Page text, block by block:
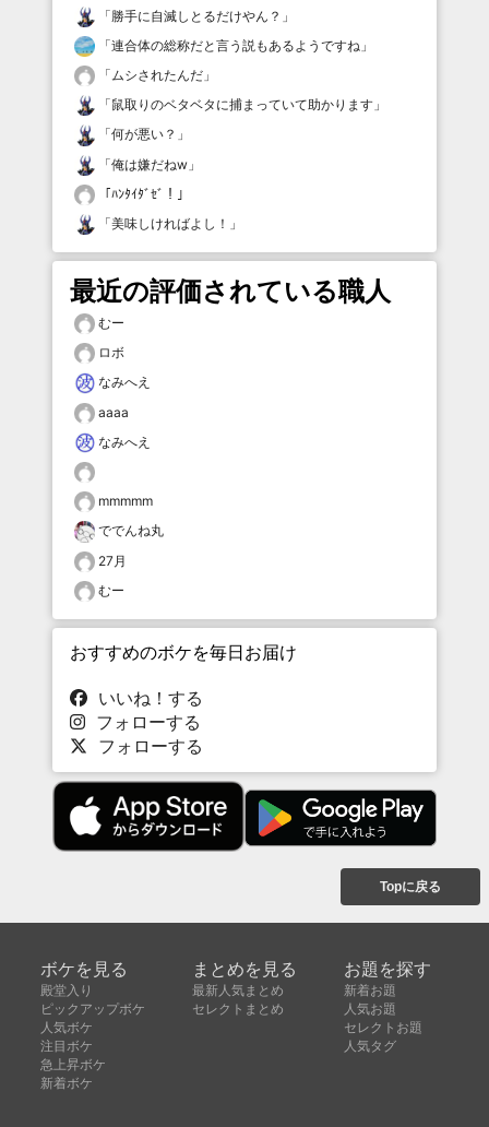
「勝手に自滅しとるだけやん？ 」
「連合体の総称だと言う説もあるようですね 」
「 ムシされたんだ 」
「鼠取りのベタベタに捕まっていて助かります 」
「何が悪い？ 」
「俺は嫌だねw 」
「ﾊﾝﾀｲﾀﾞｾﾞ！ 」
「美味しければよし！ 」
最近の評価されている職人
むー
ロボ
なみへえ
aaaa
なみへえ
mmmmm
ででんね丸
27月
むー
おすすめのボケを毎日お届け
いいね！する
フォローする
フォローする
Topに戻る
ボケを見る
殿堂入り
ピックアップボケ
人気ボケ
注目ボケ
急上昇ボケ
新着ボケ
まとめを見る
最新人気まとめ
セレクトまとめ
お題を探す
新着お題
人気お題
セレクトお題
人気タグ